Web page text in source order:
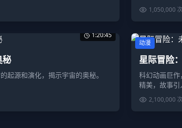
1,050,000
1:20:45
秘
起源和演化，揭示宇宙的奥秘。
动漫
星际冒险
科幻动画巨
精美，故事引
2,100,000